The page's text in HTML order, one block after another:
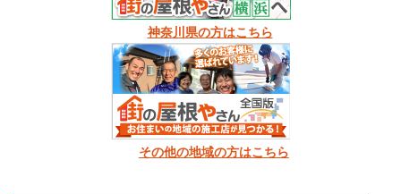
神奈川県の方はこちら
その他の地域の方はこちら